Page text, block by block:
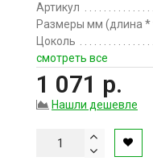
Артикул
Размеры мм (длина *
Цоколь
смотреть все
1 071 р.
Нашли дешевле